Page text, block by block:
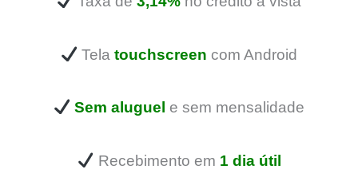
Telatouchscreen com Android
Sem aluguel e sem mensalidade
Recebimento em 1 dia útil